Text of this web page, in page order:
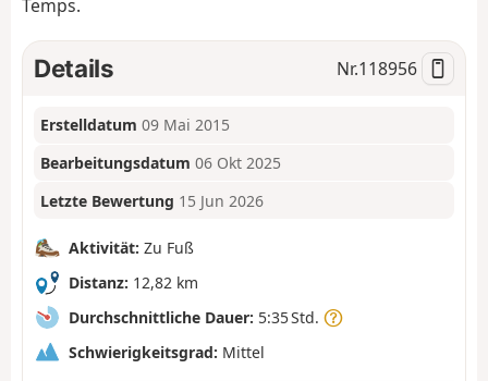
Temps.
Details Nr.118956
Erstelldatum 09 Mai 2015
Bearbeitungsdatum 06 Okt 2025
Letzte Bewertung 15 Jun 2026
Aktivität: Zu Fuß
Distanz: 12,82 km
Durchschnittliche Dauer: 5:35 Std.
Schwierigkeitsgrad: Mittel